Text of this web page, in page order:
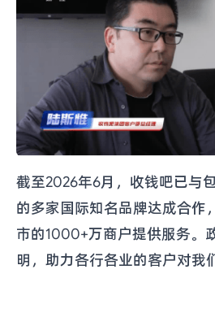
截至2026年6月，收钱吧已与
的多家国际知名品牌达成合作
市的1000+万商户提供服务。
明，助力各行各业的客户对我